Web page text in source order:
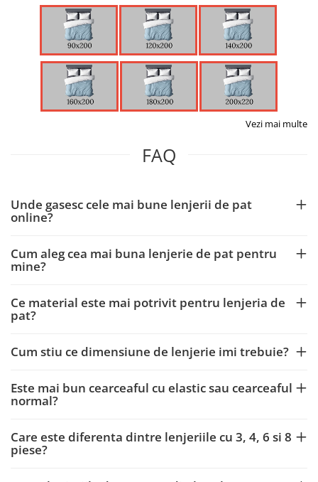
Vezi mai multe
FAQ
Unde gasesc cele mai bune lenjerii de pat
online?
Cum aleg cea mai buna lenjerie de pat pentru
mine?
Ce material este mai potrivit pentru lenjeria de
pat?
Cum stiu ce dimensiune de lenjerie imi trebuie?
Este mai bun cearceaful cu elastic sau cearceaful
normal?
Care este diferenta dintre lenjeriile cu 3, 4, 6 si 8
piese?